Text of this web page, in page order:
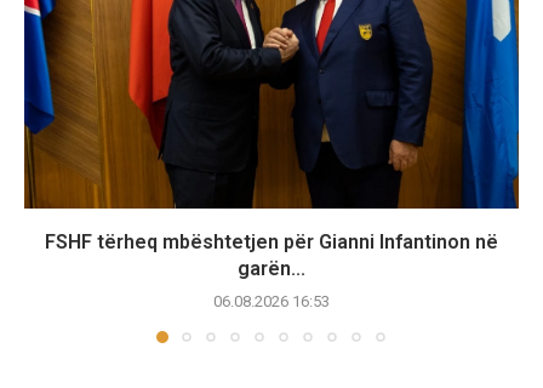
FSHF tërheq mbështetjen për Gianni Infantinon në
garën...
06.08.2026 16:53